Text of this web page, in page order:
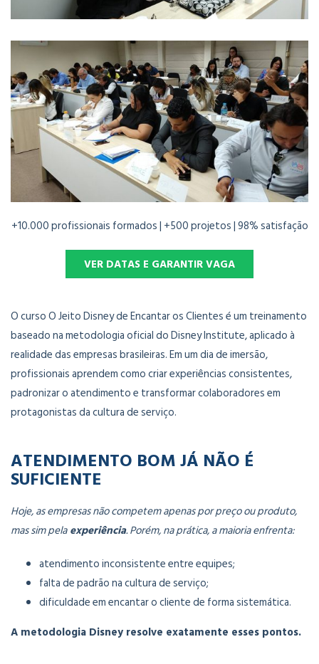
+10.000 profissionais formados | +500 projetos| 98% satisfação
VER DATAS E GARANTIR VAGA
O curso O Jeito Disney de Encantar os Clientes é um treinamento
baseado na metodologia oficial do Disney Institute, aplicado à
realidade das empresas brasileiras. Em um dia de imersão,
profissionais aprendem como criar experiências consistentes,
padronizar o atendimento e transformar colaboradores em
protagonistas da cultura de serviço.
ATENDIMENTO BOM JÁ NÃO É
SUFICIENTE
Hoje, as empresas não competem apenas por preço ou produto,
mas sim pelaexperiência. Porém, na prática, a maioria enfrenta:
atendimento inconsistente entre equipes;
falta de padrão na cultura de serviço;
dificuldade em encantar o cliente de forma sistemática.
A metodologia Disney resolve exatamente esses pontos.